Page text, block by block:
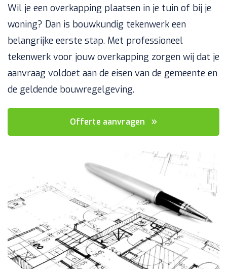
Wil je een overkapping plaatsen in je tuin of bij je
woning? Dan is bouwkundig tekenwerk een
belangrijke eerste stap. Met professioneel
tekenwerk voor jouw overkapping zorgen wij dat je
aanvraag voldoet aan de eisen van de gemeente en
de geldende bouwregelgeving.
Offerte aanvragen